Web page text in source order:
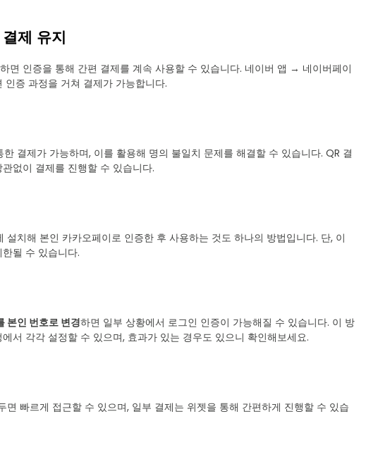
제 유지
면 인증을 통해 간편 결제를 계속 사용할 수 있습니다. 네이버 앱 → 네이버페이
증 과정을 거쳐 결제가 가능합니다.
결제가 가능하며, 이를 활용해 명의 불일치 문제를 해결할 수 있습니다. QR 결
없이 결제를 진행할 수 있습니다.
설치해 본인 카카오페이로 인증한 후 사용하는 것도 하나의 방법입니다. 단, 이
될 수 있습니다.
본인 번호로 변경하면 일부 상황에서 로그인 인증이 가능해질 수 있습니다. 이 방
서 각각 설정할 수 있으며, 효과가 있는 경우도 있으니 확인해보세요.
면 빠르게 접근할 수 있으며, 일부 결제는 위젯을 통해 간편하게 진행할 수 있습